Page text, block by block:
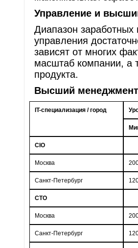
Управление и
Диапазон
управления
зависят от многих
масштаб компании, а
продукта.
Высший менеджмент
IT-специализация / город
CIO
Москва
Санкт-Петербург
CTO
Москва
Санкт-Петербург